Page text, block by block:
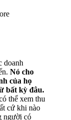
doanh
Nó cho
của họ
bất kỳ đâu.
thể xem thu
cứ khi nào
người có